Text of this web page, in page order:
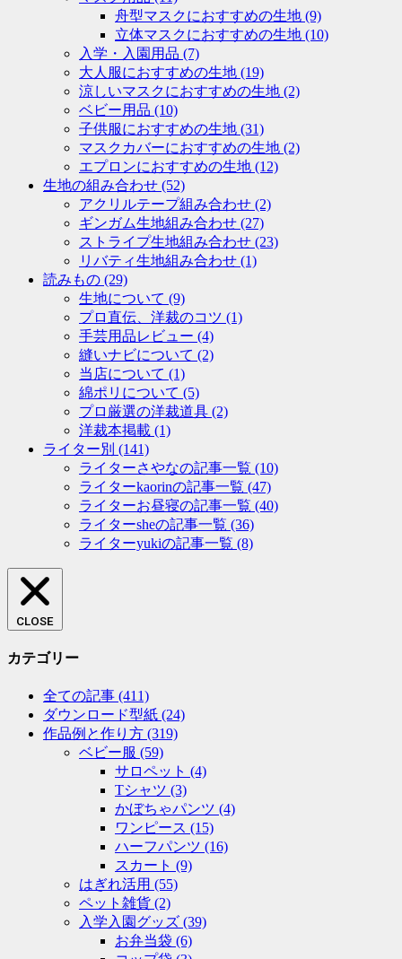
舟型マスクにおすすめの生地 (9)
立体マスクにおすすめの生地 (10)
入学・入園用品 (7)
大人服におすすめの生地 (19)
涼しいマスクにおすすめの生地 (2)
ベビー用品 (10)
子供服におすすめの生地 (31)
マスクカバーにおすすめの生地 (2)
エプロンにおすすめの生地 (12)
生地の組み合わせ (52)
アクリルテープ組み合わせ (2)
ギンガム生地組み合わせ (27)
ストライプ生地組み合わせ (23)
リバティ生地組み合わせ (1)
読みもの (29)
生地について (9)
プロ直伝、洋裁のコツ (1)
手芸用品レビュー (4)
縫いナビについて (2)
当店について (1)
綿ポリについて (5)
プロ厳選の洋裁道具 (2)
洋裁本掲載 (1)
ライター別 (141)
ライターさやなの記事一覧 (10)
ライターkaorinの記事一覧 (47)
ライターお昼寝の記事一覧 (40)
ライターsheの記事一覧 (36)
ライターyukiの記事一覧 (8)
CLOSE
カテゴリー
全ての記事 (411)
ダウンロード型紙 (24)
作品例と作り方 (319)
ベビー服 (59)
サロペット (4)
Tシャツ (3)
かぼちゃパンツ (4)
ワンピース (15)
ハーフパンツ (16)
スカート (9)
はぎれ活用 (55)
ペット雑貨 (2)
入学入園グッズ (39)
お弁当袋 (6)